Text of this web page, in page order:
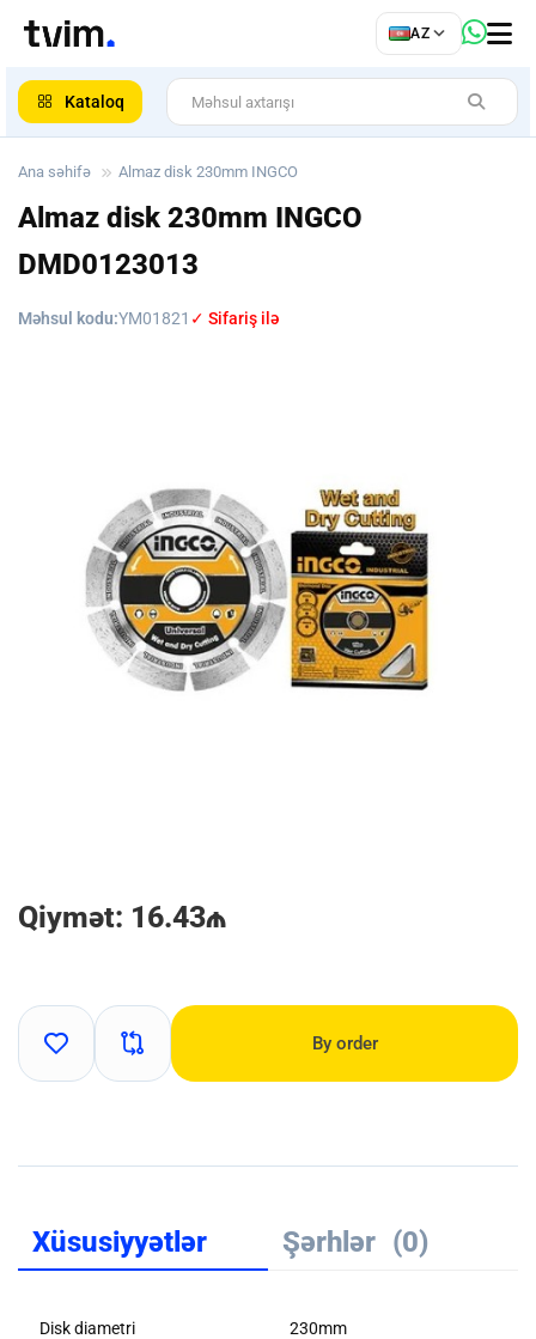
AZ
Kataloq
Ana səhifə Almaz disk 230mm INGCO
Almaz disk 230mm INGCO
DMD0123013
Məhsul kodu:YM01821 ✓ Sifariş ilə
Qiymət: 16.43₼
By order
Xüsusiyyətlər Şərhlər (0)
Disk diametri 230mm